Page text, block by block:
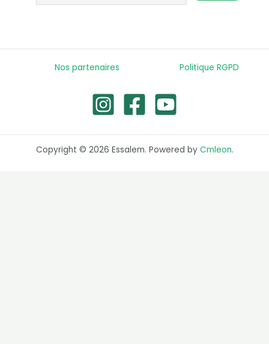
Nos partenaires Politique RGPD
Copyright © 2026 Essalem. Powered by Cmleon.